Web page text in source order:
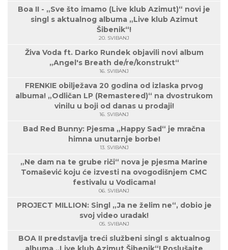
Boa II - „Sve što imamo (Live klub Azimut)“ novi je
singl s aktualnog albuma „Live klub Azimut
Šibenik“!
20. SVIBANJ
Živa Voda ft. Darko Rundek objavili novi album
„Angel's Breath de/re/konstrukt“
16. SVIBANJ
FRENKIE obilježava 20 godina od izlaska prvog
albuma! „Odličan LP (Remastered)“ na dvostrukom
vinilu u boji od danas u prodaji!
16. SVIBANJ
Bad Red Bunny: Pjesma „Happy Sad“ je mračna
himna unutarnje borbe!
13. SVIBANJ
„Ne dam na te grube riči“ nova je pjesma Marine
Tomašević koju će izvesti na ovogodišnjem CMC
festivalu u Vodicama!
06. SVIBANJ
PROJECT MILLION: Singl „Ja ne želim ne“, dobio je
svoj video uradak!
05. SVIBANJ
BOA II predstavlja treći službeni singl s aktualnog